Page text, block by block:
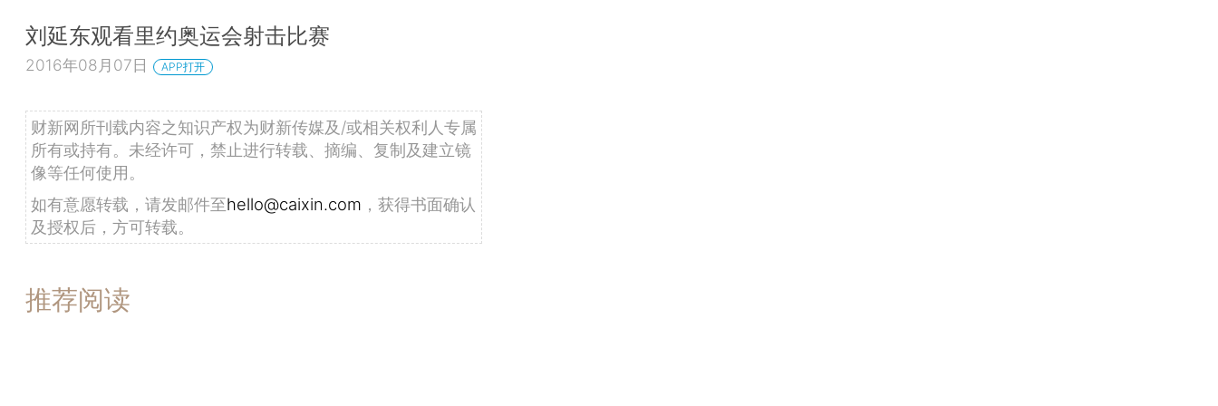
刘延东观看里约奥运会射击比赛
2016年08月07日 APP打开
财新网所刊载内容之知识产权为财新传媒及/或相关权利人专属
所有或持有。未经许可，禁止进行转载、摘编、复制及建立镜
像等任何使用。
如有意愿转载，请发邮件至hello@caixin.com ，获得书面确认
及授权后，方可转载。
推荐阅读